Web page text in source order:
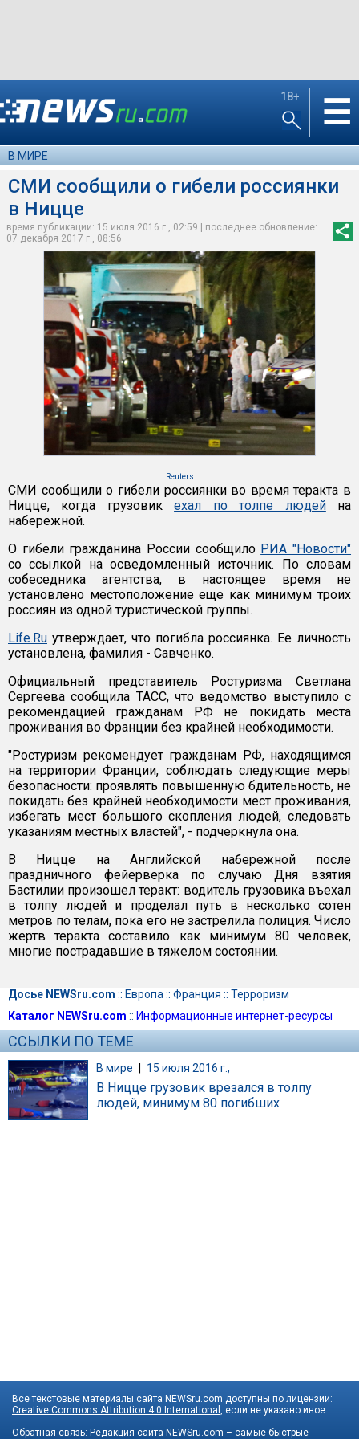
18+ ☰
В МИРЕ
СМИ сообщили о гибели россиянки
в Ницце
время публикации: 15 июля 2016 г., 02:59 | последнее обновление:
07 декабря 2017 г., 08:56
Reuters
СМИ сообщили о гибели россиянки во время теракта в
Ницце, когда грузовикехал по толпе людейна
набережной.
О гибели гражданина России сообщило РИА "Новости"
со ссылкой на осведомленный источник. По словам
собеседника агентства, в настоящее время не
установлено местоположение еще как минимум троих
россиян из одной туристической группы.
Life.Ru утверждает, что погибла россиянка. Ее личность
установлена, фамилия - Савченко.
Официальный представитель Ростуризма Светлана
Сергеева сообщила ТАСС, что ведомство выступило с
рекомендацией гражданам РФ не покидать места
проживания во Франции без крайней необходимости.
"Ростуризм рекомендует гражданам РФ, находящимся
на территории Франции, соблюдать следующие меры
безопасности: проявлять повышенную бдительность, не
покидать без крайней необходимости мест проживания,
избегать мест большого скопления людей, следовать
указаниям местных властей", - подчеркнула она.
В Ницце на Английской набережной после
праздничного фейерверка по случаю Дня взятия
Бастилии произошел теракт: водитель грузовика въехал
в толпу людей и проделал путь в несколько сотен
метров по телам, пока его не застрелила полиция. Число
жертв теракта составило как минимум 80 человек,
многие пострадавшие в тяжелом состоянии.
Досье NEWSru.com :: Европа :: Франция :: Терроризм
Каталог NEWSru.com :: Информационные интернет-ресурсы
ССЫЛКИ ПО ТЕМЕ
В мире | 15 июля 2016 г.,
В Ницце грузовик врезался в толпу
людей, минимум 80 погибших
Все текстовые материалы сайта NEWSru.com доступны по лицензии:
Creative Commons Attribution 4.0 International
, если не указано иное.
Обратная связь: Редакция сайта NEWSru.com – самые быстрые